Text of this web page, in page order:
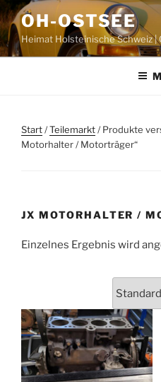
Zum
Inhalt
springen
OH-OSTSEE
Heimat Holsteinische Schweiz |
Start/Teilemarkt/ Produkte
Motorhalter / Motorträger“
JX MOTORHALTER /
Einzelnes Ergebnis wird